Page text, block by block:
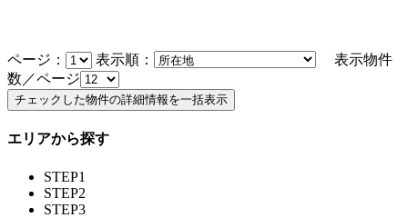
ページ： 表示順：
表示物件
数／ページ
エリアから探す
STEP1
STEP2
STEP3